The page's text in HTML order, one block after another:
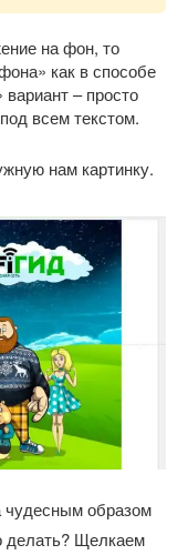
на фон, то
как в способе
– просто
всем текстом.
нам картинку.
образом
делать? Щелкаем